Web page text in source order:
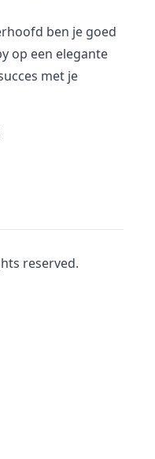
ben je goed
op een elegante
met je
reserved.